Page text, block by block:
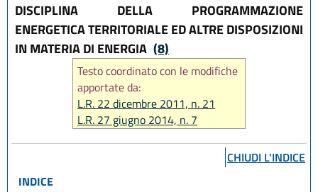
DISCIPLINA DELLA PROGRAMMAZIONE
ENERGETICA TERRITORIALE ED ALTRE DISPOSIZIONI
IN MATERIA DI ENERGIA (8)
Testo coordinato con le modifiche
apportate da:
L.R. 22 dicembre 2011, n. 21
L.R. 27 giugno 2014, n. 7
CHIUDI L'INDICE
INDICE